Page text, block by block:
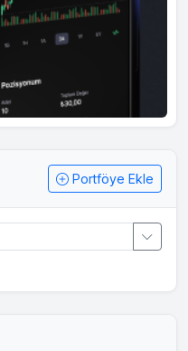
Portföye Ekle